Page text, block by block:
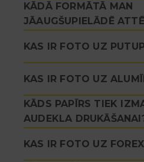
KĀDĀ FORMĀTĀ MAN
JĀAUGŠUPIELĀDĒ
KAS IR FOTO UZ
KAS IR FOTO UZ
KĀDS PAPĪRS TIEK
AUDEKLA
KAS IR FOTO UZ